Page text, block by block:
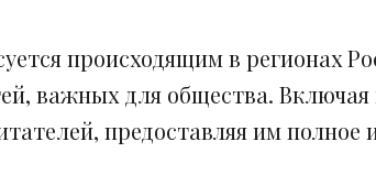
происходящим в регионах
важных для общества.
предоставляя им полное